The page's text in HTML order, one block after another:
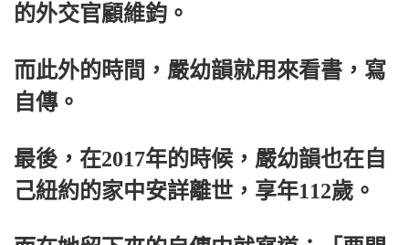
的外交官顧維鈞。
而此外的時間，嚴幼韻就用來看書，寫
自傳。
最後，在2017年的時候，嚴幼韻也在自
己紐約的家中安詳離世，享年112歲。